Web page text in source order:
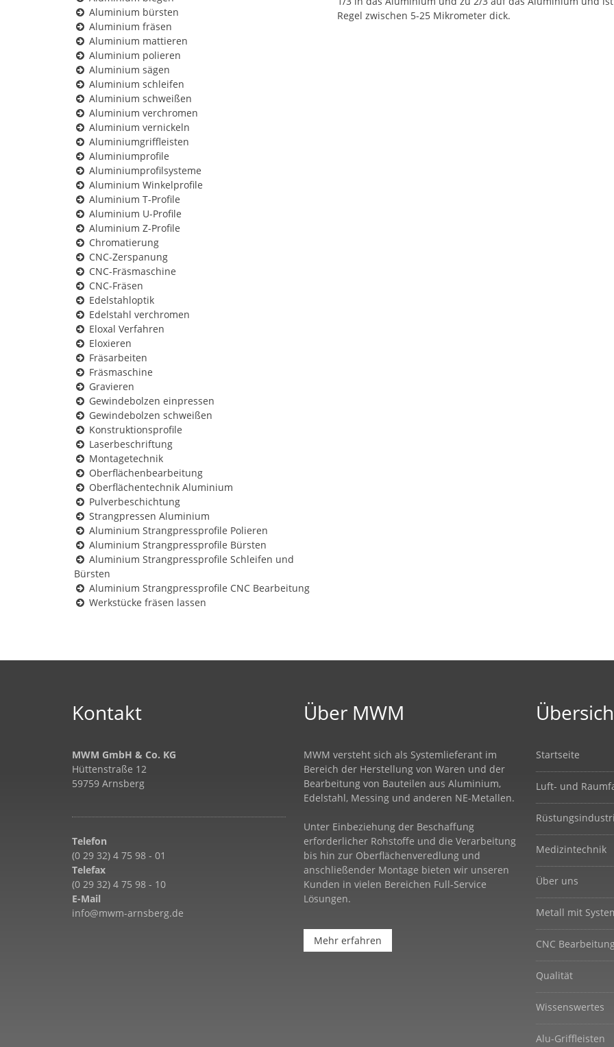
Aluminium bürsten
Aluminium fräsen
Aluminium mattieren
Aluminium polieren
Aluminium sägen
Aluminium schleifen
Aluminium schweißen
Aluminium verchromen
Aluminium vernickeln
Aluminiumgriffleisten
Aluminiumprofile
Aluminiumprofilsysteme
Aluminium Winkelprofile
Aluminium T-Profile
Aluminium U-Profile
Aluminium Z-Profile
Chromatierung
CNC-Zerspanung
CNC-Fräsmaschine
CNC-Fräsen
Edelstahloptik
Edelstahl verchromen
Eloxal Verfahren
Eloxieren
Fräsarbeiten
Fräsmaschine
Gravieren
Gewindebolzen einpressen
Gewindebolzen schweißen
Konstruktionsprofile
Laserbeschriftung
Montagetechnik
Oberflächenbearbeitung
Oberflächentechnik Aluminium
Pulverbeschichtung
Strangpressen Aluminium
Aluminium Strangpressprofile Polieren
Aluminium Strangpressprofile Bürsten
Aluminium Strangpressprofile Schleifen und
Bürsten
Aluminium Strangpressprofile CNC Bearbeitung
Werkstücke fräsen lassen
Regel zwischen 5-25 Mikrometer dick.
Kontakt
MWM GmbH & Co. KG
Hüttenstraße 12
59759 Arnsberg
Telefon
(0 29 32) 4 75 98 - 01
Telefax
(0 29 32) 4 75 98 - 10
E-Mail
info@mwm-arnsberg.de
Über MWM
MWM versteht sich als Systemlieferant im
Bereich der Herstellung von Waren und der
Bearbeitung von Bauteilen aus Aluminium,
Edelstahl, Messing und anderen NE-Metallen.
Unter Einbeziehung der Beschaffung
erforderlicher Rohstoffe und die Verarbeitung
bis hin zur Oberflächenveredlung und
anschließender Montage bieten wir unseren
Kunden in vielen Bereichen Full-Service
Lösungen.
Mehr erfahren
Startseite
Luft- und
Medizintechnik
Über uns
Metall mit
CNC
Qualität
Wissenswertes
Alu-Griffleisten